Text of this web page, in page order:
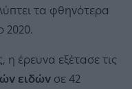
τα φθηνότερα
2020.
έρευνα εξέτασε τις
ειδών σε 42